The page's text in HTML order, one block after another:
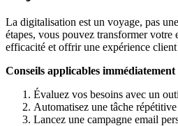
La digitalisation est un voyage, pas
étapes, vous pouvez transformer votre
efficacité et offrir une expérience
Conseils applicables immédiatement
Évaluez vos besoins avec un
Automatisez une tâche
Lancez une campagne email